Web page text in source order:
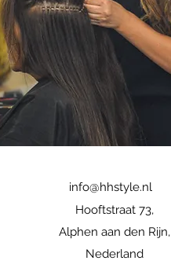
info@hhstyle.nl
Hooftstraat 73,
Alphen aan den Rijn,
Nederland